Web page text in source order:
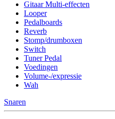
Gitaar Multi-effecten
Looper
Pedalboards
Reverb
Stomp/drumboxen
Switch
Tuner Pedal
Voedingen
Volume-/expressie
Wah
Snaren